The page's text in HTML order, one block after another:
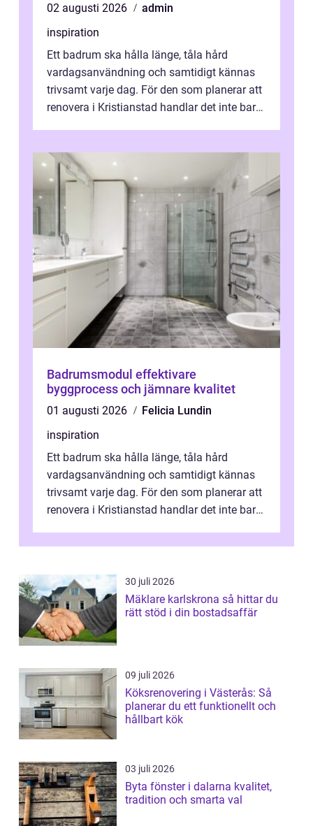
02 augusti 2026
admin
inspiration
Ett badrum ska hålla länge, tåla hård
vardagsanvändning och samtidigt kännas
trivsamt varje dag. För den som planerar att
renovera i Kristianstad handlar det inte bara
Badrumsmodul effektivare
byggprocess och jämnare kvalitet
01 augusti 2026
Felicia Lundin
inspiration
Ett badrum ska hålla länge, tåla hård
vardagsanvändning och samtidigt kännas
trivsamt varje dag. För den som planerar att
renovera i Kristianstad handlar det inte bara
30 juli 2026
Mäklare karlskrona så hittar du
rätt stöd i din bostadsaffär
09 juli 2026
Köksrenovering i Västerås: Så
planerar du ett funktionellt och
hållbart kök
03 juli 2026
Byta fönster i dalarna kvalitet,
tradition och smarta val